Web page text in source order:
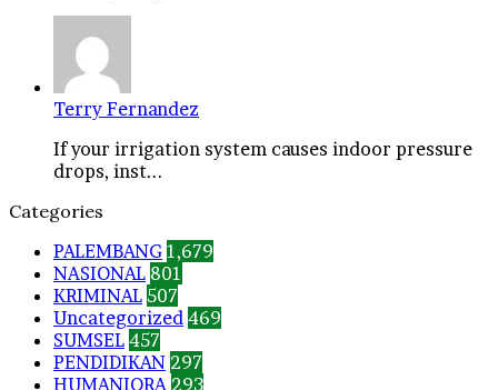
Terry Fernandez
If your irrigation system causes indoor pressure
drops, inst...
Categories
PALEMBANG 1,679
NASIONAL 801
KRIMINAL 507
Uncategorized 469
SUMSEL 457
PENDIDIKAN 297
HUMANIORA 293